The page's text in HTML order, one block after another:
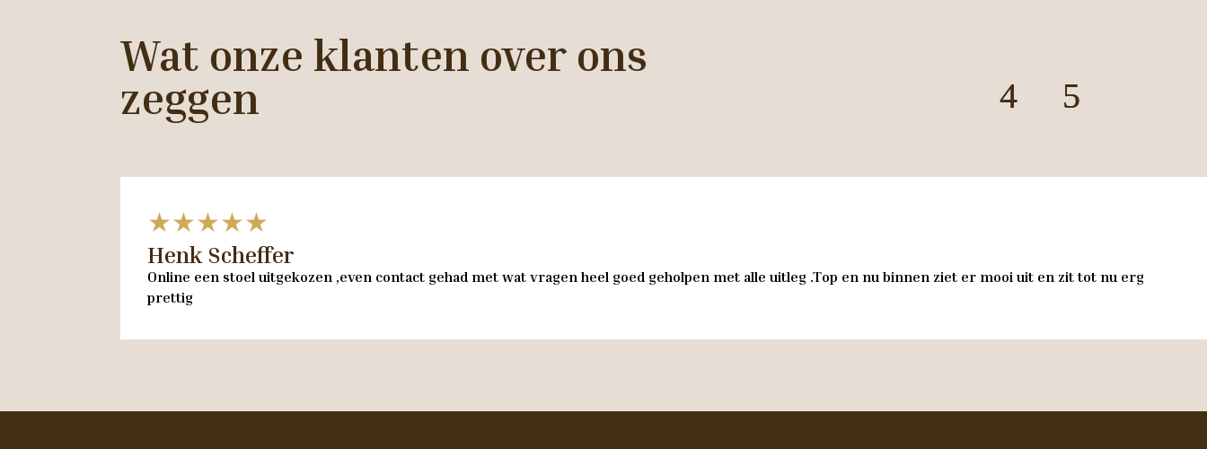
Wat onze klanten over ons
zeggen
★★★★★
Henk Scheffer
Online een stoel uitgekozen ,even contact gehad met wat vragen heel goed geholpen met alle uitleg .Top en nu binnen ziet er mooi uit en zit tot nu erg
prettig